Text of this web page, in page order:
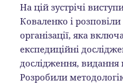
На цій зустрічі
Коваленко і розповіли
організації, яка
експедиційні
дослідження, видання
Розробили